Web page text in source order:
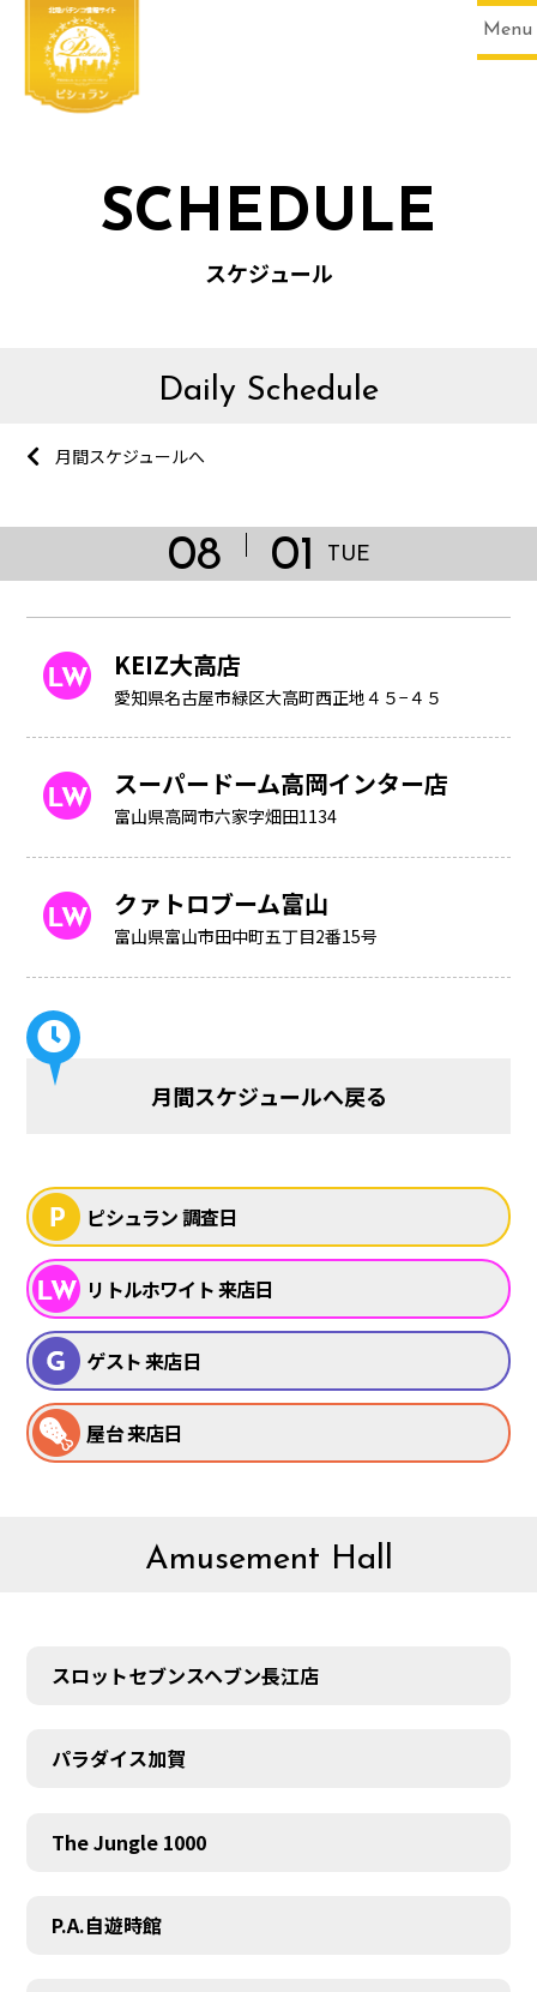
Menu
HOME
SCHEDULE
スケジュール
Daily Schedule
月間スケジュールへ
08 01 TUE
KEIZ大高店
愛知県名古屋市緑区大高町西正地４５−４５
スーパードーム高岡インター店
富山県高岡市六家字畑田1134
クァトロブーム富山
富山県富山市田中町五丁目2番15号
月間スケジュールへ戻る
ピシュラン 調査日
リトルホワイト 来店日
ゲスト 来店日
屋台 来店日
Amusement Hall
スロットセブンスヘブン長江店
パラダイス加賀
The Jungle 1000
P.A.自遊時館